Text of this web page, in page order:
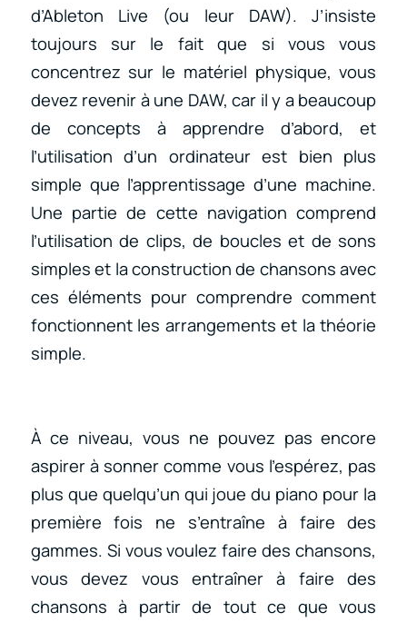
d’Ableton Live (ou leur DAW). J’insiste
toujours sur le fait que si vous vous
concentrez sur le matériel physique, vous
devez revenir à une DAW, car il y a beaucoup
de concepts à apprendre d’abord, et
l’utilisation d’un ordinateur est bien plus
simple que l’apprentissage d’une machine.
Une partie de cette navigation comprend
l’utilisation de clips, de boucles et de sons
simples et la construction de chansons avec
ces éléments pour comprendre comment
fonctionnent les arrangements et la théorie
simple.
À ce niveau, vous ne pouvez pas encore
aspirer à sonner comme vous l’espérez, pas
plus que quelqu’un qui joue du piano pour la
première fois ne s’entraîne à faire des
gammes. Si vous voulez faire des chansons,
vous devez vous entraîner à faire des
chansons à partir de tout ce que vous